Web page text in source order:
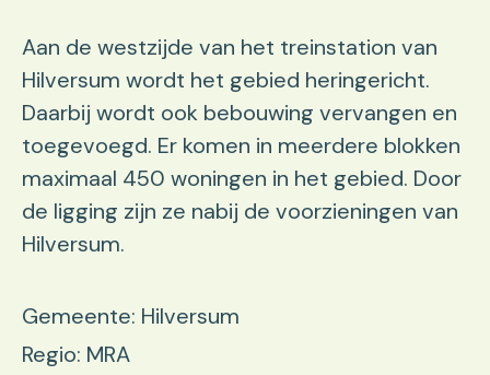
Aan de westzijde van het treinstation van
Hilversum wordt het gebied heringericht.
Daarbij wordt ook bebouwing vervangen en
toegevoegd. Er komen in meerdere blokken
maximaal 450 woningen in het gebied. Door
de ligging zijn ze nabij de voorzieningen van
Hilversum.
Gemeente: Hilversum
Regio: MRA